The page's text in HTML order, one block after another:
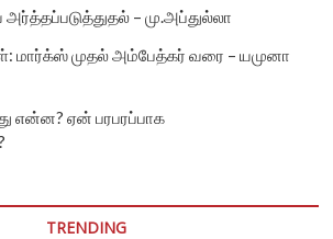
– மு.அப்துல்லா
மார்க்ஸ் முதல் அம்பேத்கர் வரை – யமுனா
என்ன? ஏன் பரபரப்பாக
TRENDING